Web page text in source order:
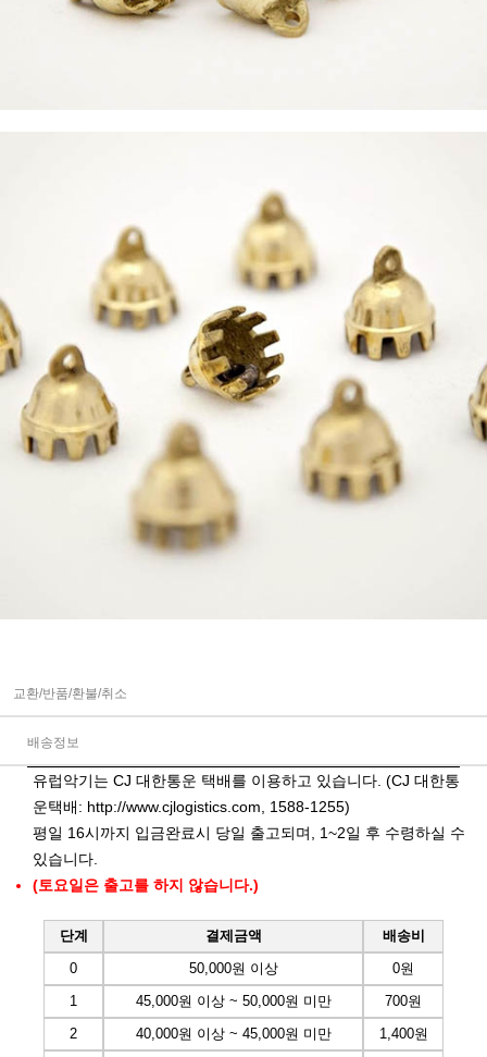
교환/반품/환불/취소
배송정보
유럽악기는 CJ 대한통운 택배를 이용하고 있습니다. (CJ 대한통
운택배: http://www.cjlogistics.com , 1588-1255)
평일 16시까지 입금완료시 당일 출고되며, 1~2일 후 수령하실 수
있습니다.
(토요일은 출고를 하지 않습니다.)
단계 결제금액
배송비
0
50,000원 이상
0원
1
45,000원 이상 ~ 50,000원 미만
700원
2
40,000원 이상 ~ 45,000원 미만
1,400원